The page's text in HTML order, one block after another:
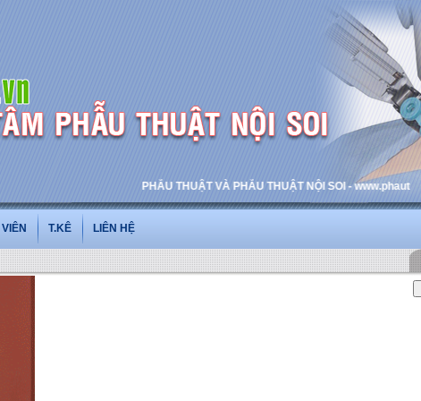
PHẪU THUẬT VÀ PHẪU THUẬT NỘI SOI -
T.KÊ LIÊN HỆ